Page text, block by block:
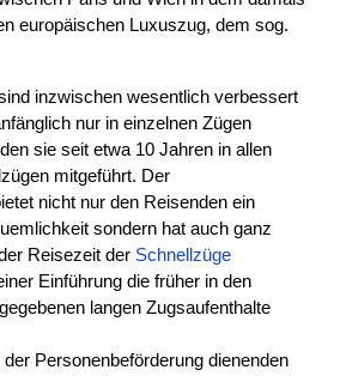
europäischen Luxuszug, dem sog.
inzwischen wesentlich verbessert
nur in einzelnen Zügen
sie seit etwa 10 Jahren in allen
mitgeführt. Der
nicht nur den Reisenden ein
sondern hat auch ganz
Reisezeit der Schnellzüge
Einführung die früher in den
langen Zugsaufenthalte
Personenbeförderung dienenden